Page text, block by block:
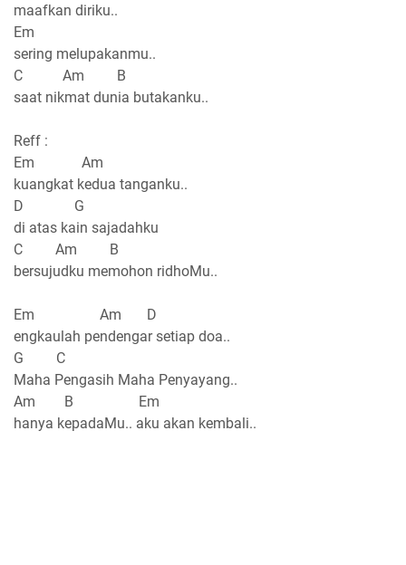
maafkan diriku..
Em
sering melupakanmu..
C Am B
saat nikmat dunia butakanku..
Reff :
Em Am
kuangkat kedua tanganku..
D G
di atas kain sajadahku
C Am B
bersujudku memohon ridhoMu..
Em Am D
engkaulah pendengar setiap doa..
G C
Maha Pengasih Maha Penyayang..
Am B Em
hanya kepadaMu.. aku akan kembali..